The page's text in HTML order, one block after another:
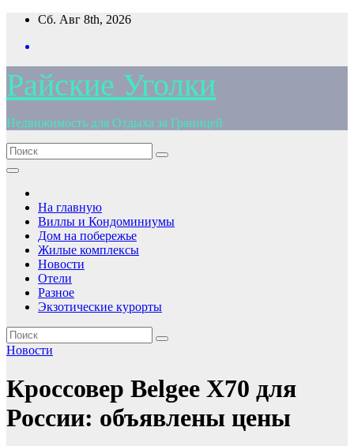
Перейти
содержимому
Сб. Авг 8th, 2026
Райские Уголки
Недвижимость для Отдыха за Границей
На главную
Виллы и Кондоминиумы
Дом на побережье
Жилые комплексы
Новости
Отели
Разное
Экзотические курорты
Новости
Кроссовер Belgee X70 для
России: объявлены цены